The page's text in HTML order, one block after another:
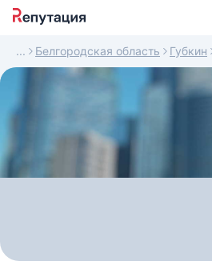
Белгородская область Губкин